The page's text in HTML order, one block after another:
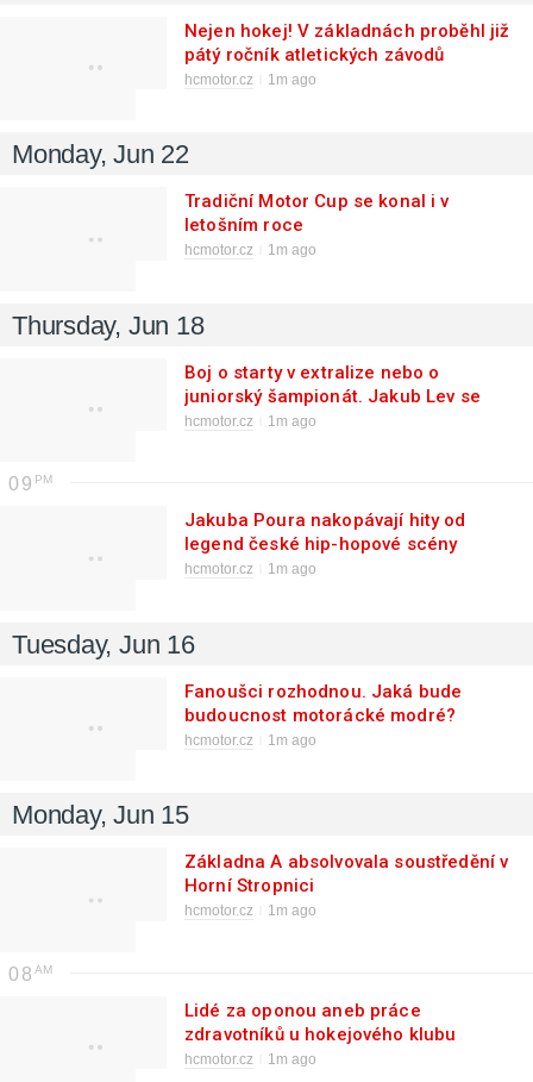
Nejen hokej! V základnách proběhl již
pátý ročník atletických závodů
hcmotor.cz 1m ago
Monday, Jun 22
Tradiční Motor Cup se konal i v
letošním roce
hcmotor.cz 1m ago
Thursday, Jun 18
Boj o starty v extralize nebo o
juniorský šampionát. Jakub Lev se
chystá na sezónu
hcmotor.cz 1m ago
09
Jakuba Poura nakopávají hity od
legend české hip-hopové scény
hcmotor.cz 1m ago
Tuesday, Jun 16
Fanoušci rozhodnou. Jaká bude
budoucnost motorácké modré?
hcmotor.cz 1m ago
Monday, Jun 15
Základna A absolvovala soustředění v
Horní Stropnici
hcmotor.cz 1m ago
08
Lidé za oponou aneb práce
zdravotníků u hokejového klubu
hcmotor.cz 1m ago